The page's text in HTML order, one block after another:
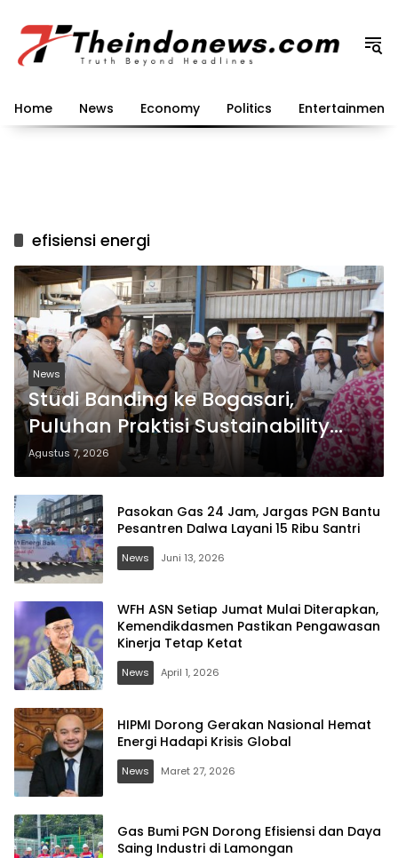
konten
Home News Economy Politics Entertainment
efisiensi energi
News
Studi Banding ke Bogasari,
Puluhan Praktisi Sustainability
Pelajari Tata Kelola Industri
Berkelanjutan
Agustus 7, 2026
Pasokan Gas 24 Jam, Jargas PGN Bantu
Pesantren Dalwa Layani 15 Ribu Santri
News Juni 13, 2026
WFH ASN Setiap Jumat Mulai Diterapkan,
Kemendikdasmen Pastikan Pengawasan
Kinerja Tetap Ketat
News April 1, 2026
HIPMI Dorong Gerakan Nasional Hemat
Energi Hadapi Krisis Global
News Maret 27, 2026
Gas Bumi PGN Dorong Efisiensi dan Daya
Saing Industri di Lamongan